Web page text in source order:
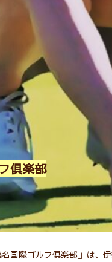
倶楽部
国際ゴルフ倶楽部」は、